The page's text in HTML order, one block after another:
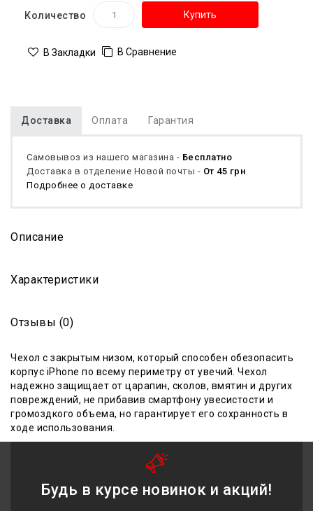
Количество Купить
В Закладки В Сравнение
Доставка Оплата Гарантия
Самовывоз из нашего магазина - Бесплатно
Доставка в отделение Новой почты - От 45 грн
Подробнее о доставке
Описание
Характеристики
Отзывы (0)
Чехол с закрытым низом, который способен обезопасить
корпус iPhone по всему периметру от увечий. Чехол
надежно защищает от царапин, сколов, вмятин и других
повреждений, не прибавив смартфону увесистости и
громоздкого объема, но гарантирует его сохранность в
ходе использования.
Будь в курсе новинок и акций!